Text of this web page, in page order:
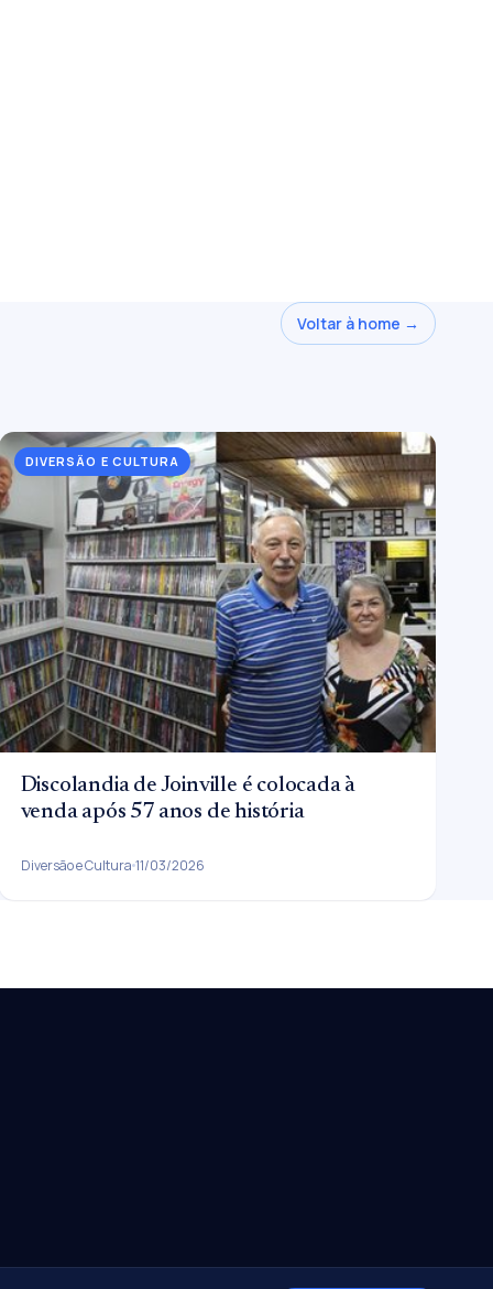
Voltar à home →
DIVERSÃO E CULTURA
Discolandia de Joinville é colocada à
venda após 57 anos de história
Diversão e Cultura 11/03/2026